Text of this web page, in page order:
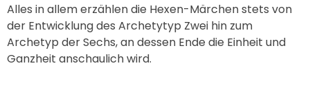
Alles in allem erzählen die Hexen-Märchen stets von
der Entwicklung des Archetytyp Zwei hin zum
Archetyp der Sechs, an dessen Ende die Einheit und
Ganzheit anschaulich wird.